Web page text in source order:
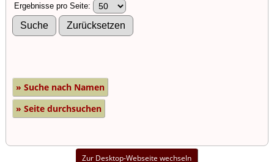
Ergebnisse pro Seite:
» Suche nach Namen
» Seite durchsuchen
Zur Desktop-Webseite wechseln